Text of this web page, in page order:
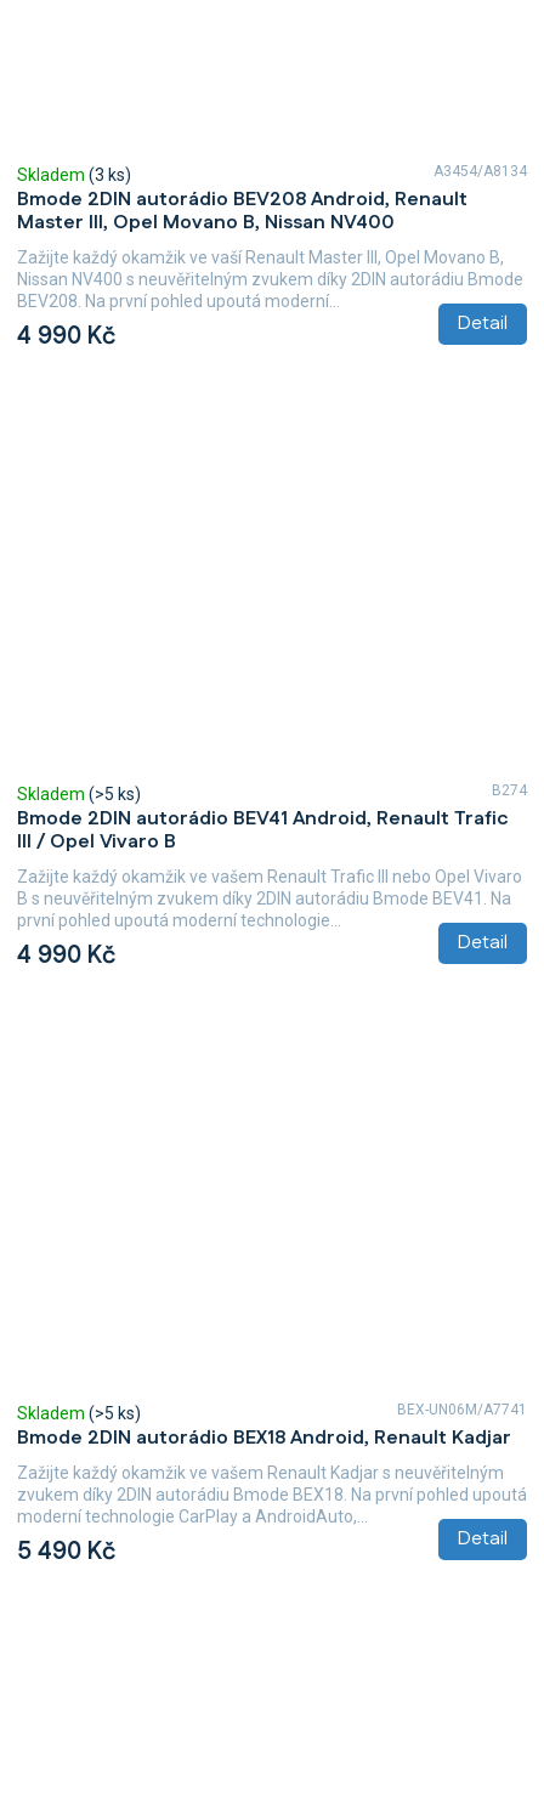
Bmode 2DIN autorádio BEV208 Android, Renault
Master III, Opel Movano B, Nissan NV400
Skladem (3 ks)
4 990 Kč Detail
Zažijte každý okamžik ve vaší Renault Master III, Opel Movano B,
Nissan NV400 s neuvěřitelným zvukem díky 2DIN autorádiu Bmode
BEV208. Na první pohled upoutá moderní...
A3454/A8134
Bmode 2DIN autorádio BEV41 Android, Renault Trafic
III / Opel Vivaro B
Skladem (>5 ks)
4 990 Kč Detail
Zažijte každý okamžik ve vašem Renault Trafic III nebo Opel Vivaro
B s neuvěřitelným zvukem díky 2DIN autorádiu Bmode BEV41. Na
první pohled upoutá moderní technologie...
B274
Bmode 2DIN autorádio BEX18 Android, Renault Kadjar
Skladem (>5 ks)
5 490 Kč Detail
Zažijte každý okamžik ve vašem Renault Kadjar s neuvěřitelným
zvukem díky 2DIN autorádiu Bmode BEX18. Na první pohled upoutá
moderní technologie CarPlay a AndroidAuto,...
BEX-UN06M/A7741